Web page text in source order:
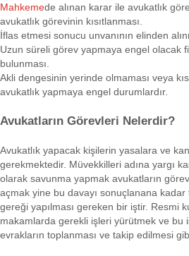
Mahkemede alınan karar ile avukatlık
avukatlık görevinin kısıtlanması.
İflas etmesi sonucu unvanının elinden
Uzun süreli görev yapmaya engel olacak
bulunması.
Akli dengesinin yerinde olmaması veya
avukatlık yapmaya engel durumlardır.
Avukatların Görevleri Nelerdir?
Avukatlık yapacak kişilerin yasalara ve
gerekmektedir. Müvekkilleri adına yargı
olarak savunma yapmak avukatların
açmak yine bu davayı sonuçlanana
gereği yapılması gereken bir iştir. Resmi
makamlarda gerekli işleri yürütmek ve bu
evrakların toplanması ve takip edilmesi